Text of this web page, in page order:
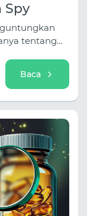
Spy
tentang
menjadi
Klasik,
Lintas Acara
lintas.
Baca